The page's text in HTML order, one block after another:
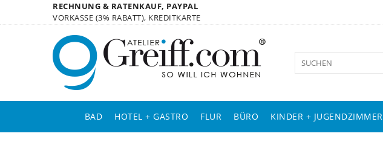
RECHNUNG & RATENKAUF, PAYPAL
VORKASSE (3% RABATT), KREDITKARTE
BAD HOTEL + GASTRO FLUR BÜRO KINDER + JUGENDZIMMER